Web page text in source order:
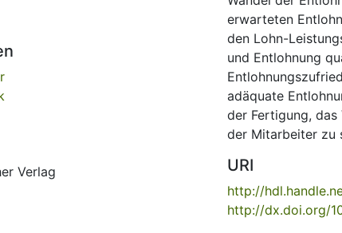
Verlag
erwarteten
den Lohn-
und Entlohnung
adäquate
der Fertigung,
der Mitarbeiter zu
URI
http://
http://dx.doi.org/